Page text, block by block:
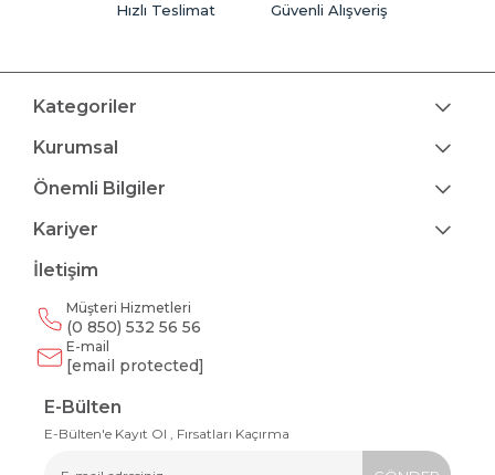
Hızlı Teslimat Güvenli Alışveriş
Kategoriler
Kurumsal
Önemli Bilgiler
Kariyer
İletişim
Müşteri Hizmetleri
(0 850) 532 56 56
E-mail
[email protected]
E-Bülten
E-Bülten'e Kayıt Ol , Fırsatları Kaçırma